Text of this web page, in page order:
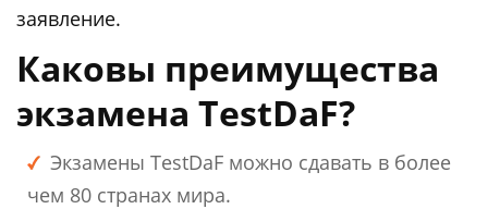
заявление.
Каковы преимущества
экзамена TestDaF?
Экзамены TestDaF можно сдавать в более
чем 80 странах мира.